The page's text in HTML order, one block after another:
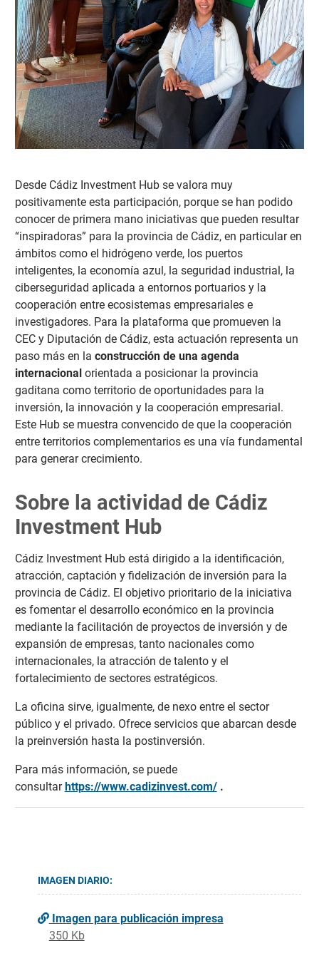
Desde Cádiz Investment Hub se valora muy
positivamente esta participación, porque se han podido
conocer de primera mano iniciativas que pueden resultar
“inspiradoras” para la provincia de Cádiz, en particular en
ámbitos como el hidrógeno verde, los puertos
inteligentes, la economía azul, la seguridad industrial, la
ciberseguridad aplicada a entornos portuarios y la
cooperación entre ecosistemas empresariales e
investigadores. Para la plataforma que promueven la
CEC y Diputación de Cádiz, esta actuación representa un
paso más en la construcción de una agenda
internacionalorientada a posicionar la provincia
gaditana como territorio de oportunidades para la
inversión, la innovación y la cooperación empresarial.
Este Hub se muestra convencido de que la cooperación
entre territorios complementarios es una vía fundamental
para generar crecimiento.
Sobre la actividad de Cádiz
Investment Hub
Cádiz Investment Hub está dirigido a la identificación,
atracción, captación y fidelización de inversión para la
provincia de Cádiz. El objetivo prioritario de la iniciativa
es fomentar el desarrollo económico en la provincia
mediante la facilitación de proyectos de inversión y de
expansión de empresas, tanto nacionales como
internacionales, la atracción de talento y el
fortalecimiento de sectores estratégicos.
La oficina sirve, igualmente, de nexo entre el sector
público y el privado. Ofrece servicios que abarcan desde
la preinversión hasta la postinversión.
Para más información, se puede
consultarhttps://www.cadizinvest.com/.
IMAGEN DIARIO:
Imagen para publicación impresa
350 Kb